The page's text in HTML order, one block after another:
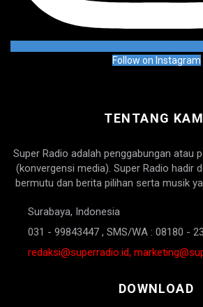
Follow on Instagram
TENTANG
Super Radio adalah penggabungan atau
(konvergensi media). Super Radio hadir
bermutu dan berita pilihan serta musik
Surabaya, Indonesia
031 - 99843447 , SMS/WA : 08180 -
redaksi@superradio.id,
DOWNLOAD